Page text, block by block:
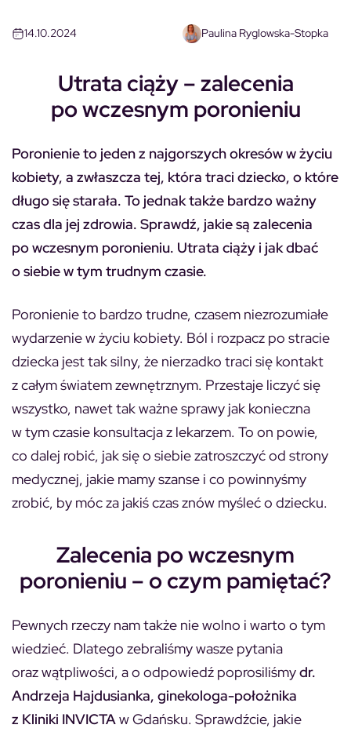
14.10.2024 Paulina Ryglowska-Stopka
Utrata ciąży – zalecenia
po wczesnym poronieniu
Poronienie to jeden z najgorszych okresów w życiu
kobiety, a zwłaszcza tej, która traci dziecko, o które
długo się starała. To jednak także bardzo ważny
czas dla jej zdrowia. Sprawdź, jakie są zalecenia
po wczesnym poronieniu. Utrata ciąży i jak dbać
o siebie w tym trudnym czasie.
Poronienie to bardzo trudne, czasem niezrozumiałe
wydarzenie w życiu kobiety. Ból i rozpacz po stracie
dziecka jest tak silny, że nierzadko traci się kontakt
z całym światem zewnętrznym. Przestaje liczyć się
wszystko, nawet tak ważne sprawy jak konieczna
w tym czasie konsultacja z lekarzem. To on powie,
co dalej robić, jak się o siebie zatroszczyć od strony
medycznej, jakie mamy szanse i co powinnyśmy
zrobić, by móc za jakiś czas znów myśleć o dziecku.
Zalecenia po wczesnym
poronieniu – o czym pamiętać?
Pewnych rzeczy nam także nie wolno i warto o tym
wiedzieć. Dlatego zebraliśmy wasze pytania
oraz wątpliwości, a o odpowiedź poprosiliśmydr.
Andrzeja Hajdusianka, ginekologa-położnika
z Kliniki INVICTAw Gdańsku. Sprawdźcie, jakie